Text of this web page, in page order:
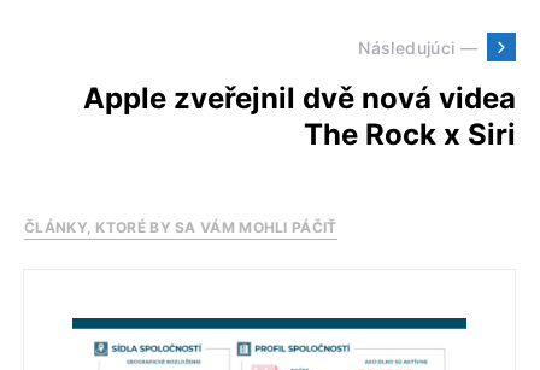
Následujúci —
Apple zveřejnil dvě nová videa
The Rock x Siri
ČLÁNKY, KTORÉ BY SA VÁM MOHLI PÁČIŤ